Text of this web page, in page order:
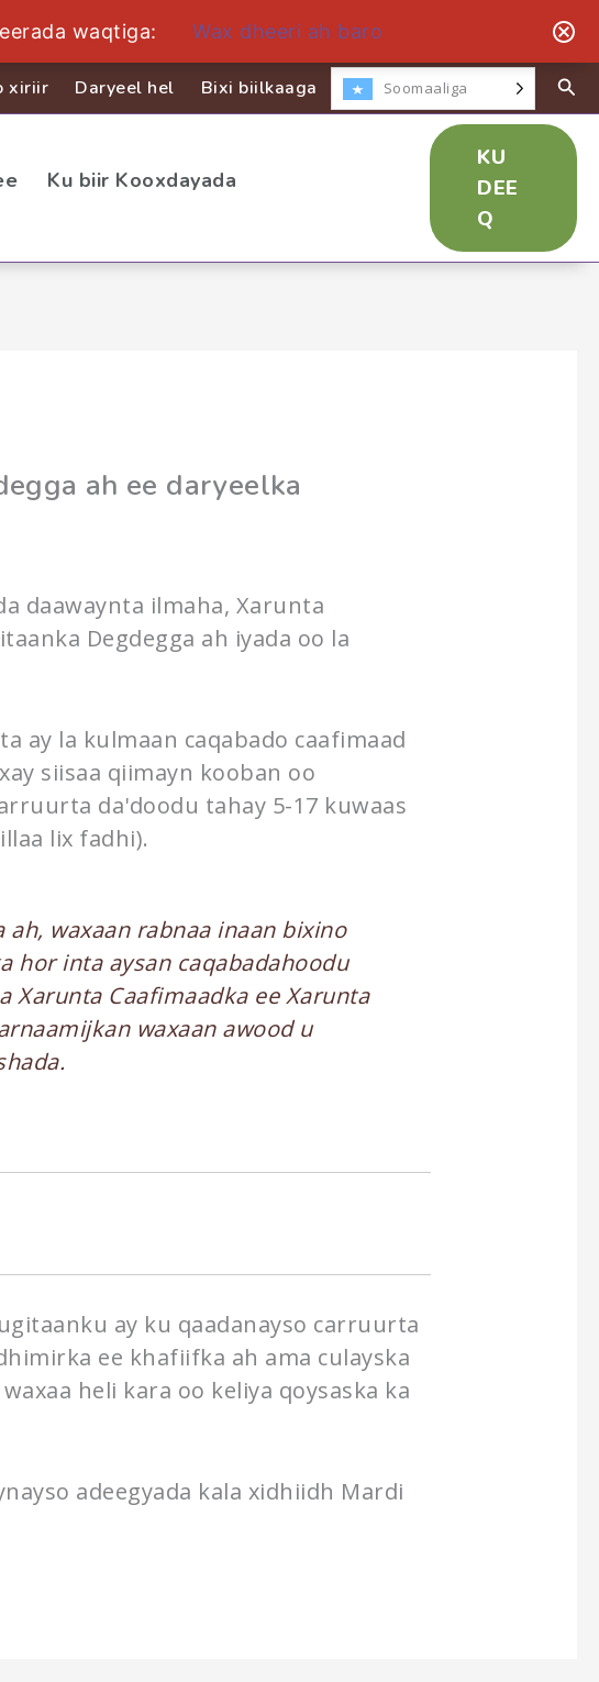
waqtiga: Wax dheeri ah baro
xiriir Daryeel hel Bixi biilkaaga Soomaaliga
Ku biir Kooxdayada
KU
DEE
Q
ah ee daryeelka
daawaynta ilmaha, Xarunta
Degdegga ah iyada oo la
ay la kulmaan caqabado caafimaad
siisaa qiimayn kooban oo
da'doodu tahay 5-17 kuwaas
lix fadhi).
waxaan rabnaa inaan bixino
hor inta aysan caqabadahoodu
Xarunta Caafimaadka ee Xarunta
waxaan awood u
ay ku qaadanayso carruurta
ee khafiifka ah ama culayska
heli kara oo keliya qoysaska ka
adeegyada kala xidhiidh Mardi